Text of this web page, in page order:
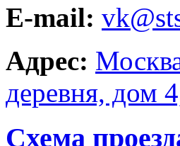
E-mail:
Адрес:
деревня, дом
Схема